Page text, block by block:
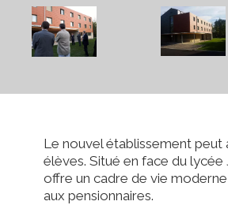
Le nouvel établissement peut
élèves. Situé en face du lycée
offre un cadre de vie
aux pensionnaires.